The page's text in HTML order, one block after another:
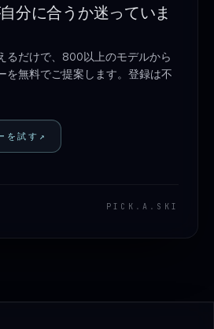
分に合うか迷っていま
るだけで、800以上のモデルから
を無料でご提案します。登録は不
を試す ↗
PICK . A . SKI